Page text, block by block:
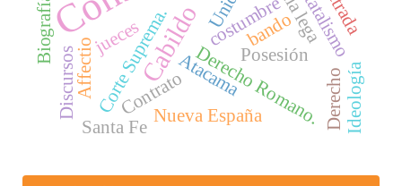
Cabildo
jueces costumbre
Derecho Romano.
AtacamaPosesión
Corte Suprema.
Biografía estatalismo
Contrato
Affectio
Discursos Nueva España DerechoIdeología
bando
Santa Fe